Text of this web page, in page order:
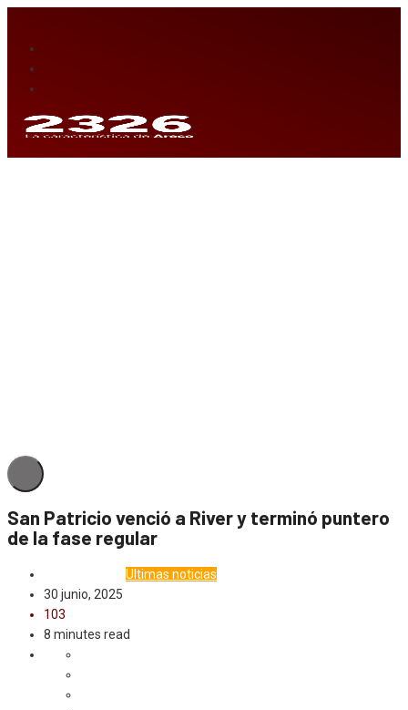
San Patricio venció a River y terminó puntero
de la fase regular
Ultimas noticias
30 junio, 2025
103
8 minutes read